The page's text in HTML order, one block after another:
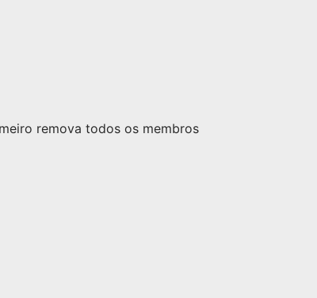
remova todos os membros